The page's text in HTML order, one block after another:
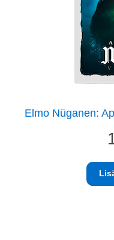
Elmo Nüganen: